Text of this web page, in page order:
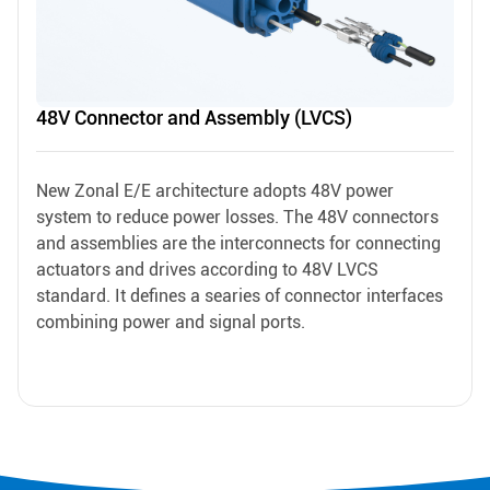
48V Connector and Assembly (LVCS)
New Zonal E/E architecture adopts 48V power
system to reduce power losses. The 48V connectors
and assemblies are the interconnects for connecting
actuators and drives according to 48V LVCS
standard. It defines a searies of connector interfaces
combining power and signal ports.